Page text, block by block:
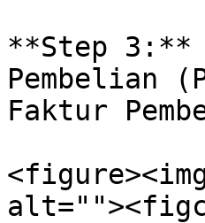
**Step 3:**
Pembelian
Faktur